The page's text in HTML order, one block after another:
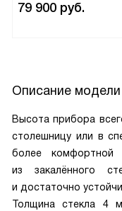
79 900 руб.
Описание модели
Высота прибора
столешницу или в
более комфортной
из закалённого
и достаточно
Толщина стекла 4